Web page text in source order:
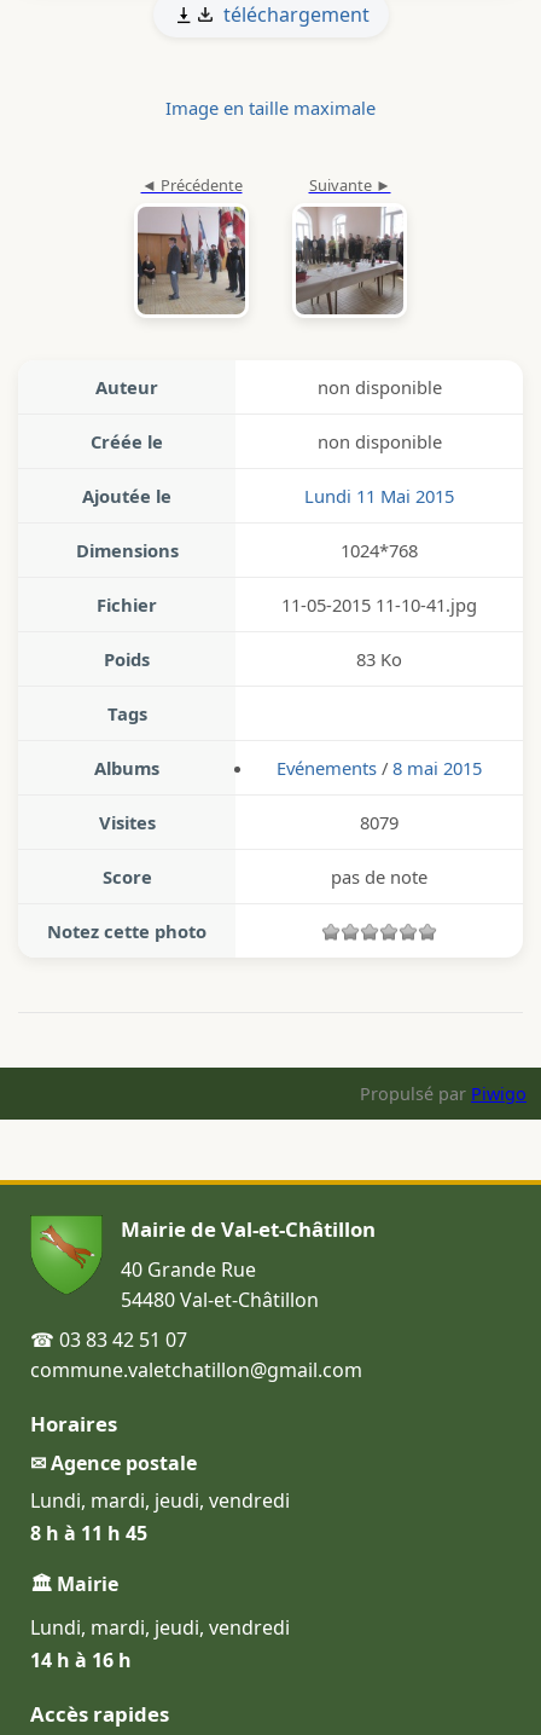
téléchargement
Image en taille maximale
Auteur non disponible
Créée le non disponible
Ajoutée le Lundi 11 Mai 2015
Dimensions 1024*768
Fichier 11-05-2015 11-10-41.jpg
Poids 83 Ko
Tags
Albums Evénements / 8 mai 2015
Visites 8079
Score pas de note
Notez cette photo
Propulsé par Piwigo
Mairie de Val-et-Châtillon
40 Grande Rue
54480 Val-et-Châtillon
☎ 03 83 42 51 07
commune.valetchatillon@gmail.com
Horaires
✉ Agence postale
Lundi, mardi, jeudi, vendredi
8 h à 11 h 45
🏛 Mairie
Lundi, mardi, jeudi, vendredi
14 h à 16 h
Accès rapides